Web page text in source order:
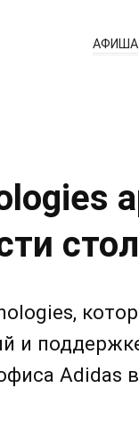
АФИША
и
Adidas